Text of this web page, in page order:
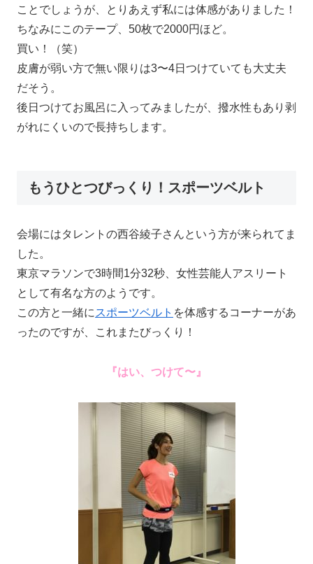
ことでしょうが、とりあえず私には体感がありました！
ちなみにこのテープ、50枚で2000円ほど。
買い！（笑）
皮膚が弱い方で無い限りは3〜4日つけていても大丈夫
だそう。
後日つけてお風呂に入ってみましたが、撥水性もあり剥
がれにくいので長持ちします。
もうひとつびっくり！スポーツベルト
会場にはタレントの西谷綾子さんという方が来られてま
した。
東京マラソンで3時間1分32秒、女性芸能人アスリート
として有名な方のようです。
この方と一緒に スポーツベルト を体感するコーナーがあ
ったのですが、これまたびっくり！
『はい、つけて〜』